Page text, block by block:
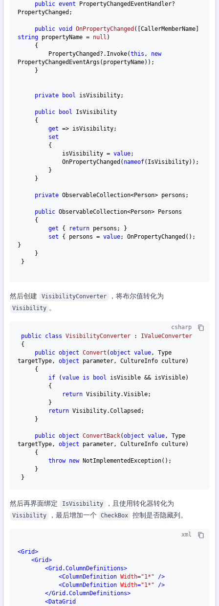
public event PropertyChangedEventHandler?
PropertyChanged;
public void OnPropertyChanged (
string propertyName = null )
         PropertyChanged?.Invoke(
this , new
PropertyChangedEventArgs(propertyName));
private bool isVisibility;
public bool IsVisibility
get => isVisibility;
set
             isVisibility =
value;
             OnPropertyChanged(
nameof(IsVisibility));
private ObservableCollection<Person> persons;
public ObservableCollection<Person> Persons
get { return persons; }
set { persons = value; OnPropertyChanged();
}
然后创建 VisibilityConverter ，将布尔值转化为
Visibility 。
csharp
public class VisibilityConverter : IValueConverter
public object Convert (object value, Type
targetType, object parameter, CultureInfo culture)
if (value is bool isVisible && isVisible)
return Visibility.Visible;
return Visibility.Collapsed;
public object ConvertBack(object value, Type
targetType, object parameter, CultureInfo culture)
throw new NotImplementedException();
然后再界面绑定 IsVisibility ，且使用转化器转化为
Visibility ，最后增加一个 CheckBox 控制是否隐藏列。
xml
<Grid>
<Grid>
<Grid.ColumnDefinitions>
<ColumnDefinition Width="1*" />
<ColumnDefinition Width="1*" />
</Grid.ColumnDefinitions>
<DataGrid